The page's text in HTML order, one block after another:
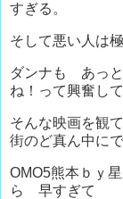
すぎる。
そして悪い人は
ダンナも あっと
ね！って興奮して
そんな映画を観
街のど真ん中に
OMO5熊本ｂｙ
ら 早すぎて